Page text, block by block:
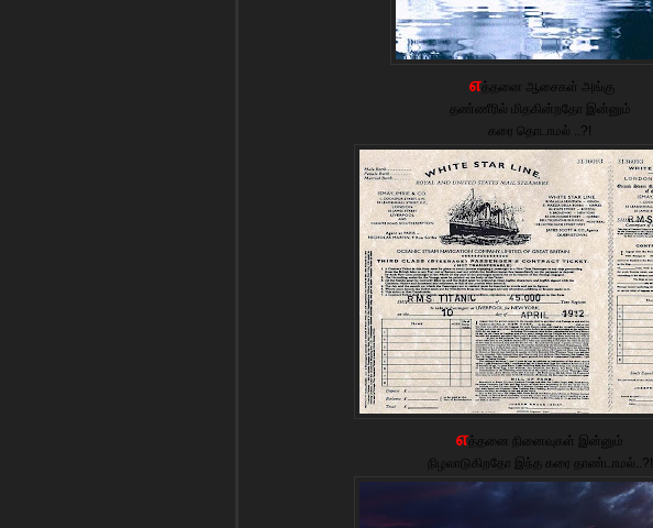
எத்தனை ஆசைகள் அங்கு
தண்ணீரில் மிதகின்றதோ இன்னும்
கரை தொடாமல் ..?!
எத்தனை நினைவுகள் இன்னும்
நிழலாடுகிறதோ இந்த கரை தாண்டாமல்..?!